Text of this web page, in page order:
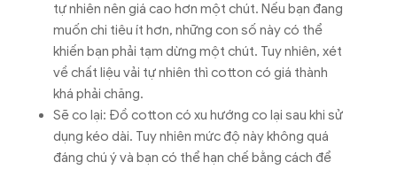
tự nhiên nên giá cao hơn một chút. Nếu bạn đang
muốn chi tiêu ít hơn, những con số này có thể
khiến bạn phải tạm dừng một chút. Tuy nhiên, xét
về chất liệu vải tự nhiên thì cotton có giá thành
khá phải chăng.
Sẽ co lại: Đồ cotton có xu hướng co lại sau khi sử
dụng kéo dài. Tuy nhiên mức độ này không quá
đáng chú ý và bạn có thể hạn chế bằng cách để